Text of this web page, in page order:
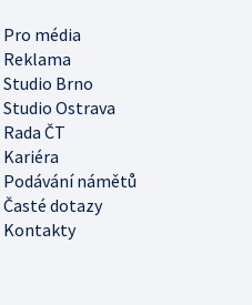
Pro média
Reklama
Studio Brno
Studio Ostrava
Rada ČT
Kariéra
Podávání námětů
Časté dotazy
Kontakty